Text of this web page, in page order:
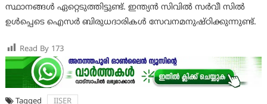
സ്ഥാനങ്ങൾ ഏറ്റെടുത്തിട്ടുണ്ട്. ഇന്ത്യൻ സിവിൽ സർവീ സിൽ
ഉൾപ്പെടെ ഐസർ ബിരുധദാരികൾ സേവനമനുഷ്ഠിക്കുന്നുണ്ട്.
Read By 173
Tagged
IISER